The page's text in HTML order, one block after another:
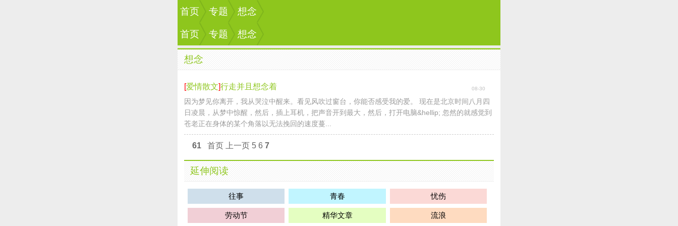
首页 专题 想念
首页 专题 想念
想念
[爱情散文]行走并且想念着 08-30
因为梦见你离开，我从哭泣中醒来。看见风吹过窗台，你能否感受我的爱。 现在是北京时间八月四
日凌晨，从梦中惊醒，然后，插上耳机，把声音开到最大，然后，打开电脑&hellip; 忽然的就感觉到
苍老正在身体的某个角落以无法挽回的速度蔓...
61 首页 上一页 5 6 7
延伸阅读
往事 青春 忧伤
劳动节 精华文章 流浪